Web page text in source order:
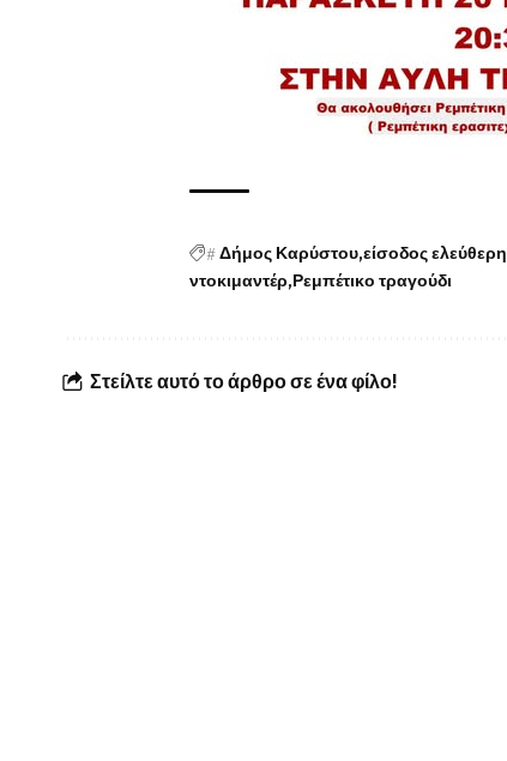
#Δήμος Καρύστου είσοδος ελεύθερη
ντοκιμαντέρ Ρεμπέτικο τραγούδι
Στείλτε αυτό το άρθρο σε ένα φίλο!